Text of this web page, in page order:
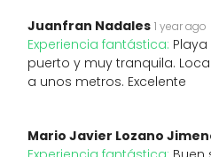
Juanfran Nadales 1 year ago
Experiencia fantástica:
puerto y muy tranquila.
a unos metros. Excelente
Mario Javier Lozano